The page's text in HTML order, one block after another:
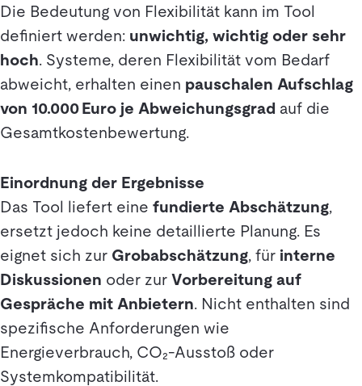
Die Bedeutung von Flexibilität kann im Tool
definiert werden: unwichtig, wichtig oder sehr
hoch. Systeme, deren Flexibilität vom Bedarf
abweicht, erhalten einen pauschalen Aufschlag
von 10.000 Euro je Abweichungsgrad auf die
Gesamtkostenbewertung.
Einordnung der Ergebnisse
Das Tool liefert eine fundierte Abschätzung,
ersetzt jedoch keine detaillierte Planung. Es
eignet sich zur Grobabschätzung, für interne
Diskussionen oder zur Vorbereitung auf
Gespräche mit Anbietern. Nicht enthalten sind
spezifische Anforderungen wie
Energieverbrauch, CO₂-Ausstoß oder
Systemkompatibilität.